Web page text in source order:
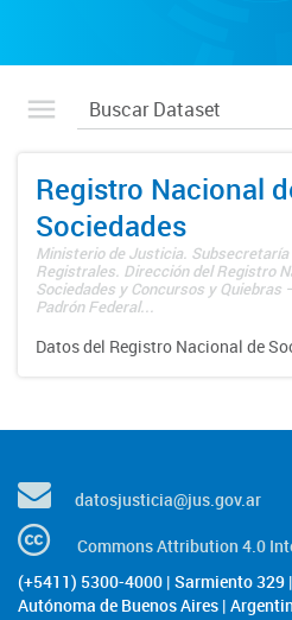
Registro Nacional
Sociedades
Ministerio de Justicia. Subsecretaría
Registrales. Dirección del Registro
Sociedades y Concursos y Quiebras
Padrón Federal...
Datos del Registro Nacional de
datosjusticia@jus.gov.ar
Commons Attribution 4.0
(+5411) 5300-4000 | Sarmiento 329
Autónoma de Buenos Aires |